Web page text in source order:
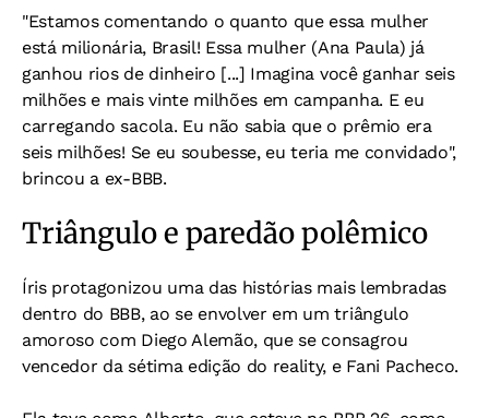
"Estamos comentando o quanto que essa mulher
está milionária, Brasil! Essa mulher (Ana Paula) já
ganhou rios de dinheiro [...] Imagina você ganhar seis
milhões e mais vinte milhões em campanha. E eu
carregando sacola. Eu não sabia que o prêmio era
seis milhões! Se eu soubesse, eu teria me convidado",
brincou a ex-BBB.
Triângulo e paredão polêmico
Íris protagonizou uma das histórias mais lembradas
dentro do BBB, ao se envolver em um triângulo
amoroso com Diego Alemão, que se consagrou
vencedor da sétima edição do reality, e Fani Pacheco.